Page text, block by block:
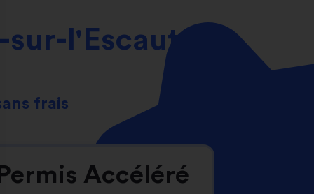
sur-l'Escaut
frais
Permis Accéléré